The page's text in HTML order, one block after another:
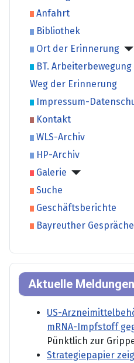
Anfahrt
Bibliothek
Ort der Erinnerung
BT. Arbeiterbewegung
Weg der Erinnerung
Impressum-
Kontakt
WLS-Archiv
HP-Archiv
Galerie
Suche
Geschäftsberichte
Bayreuther Gespräche
Aktuelle
US-
mRNA-Impfstoff
Pünktlich zur
Strategiepapier